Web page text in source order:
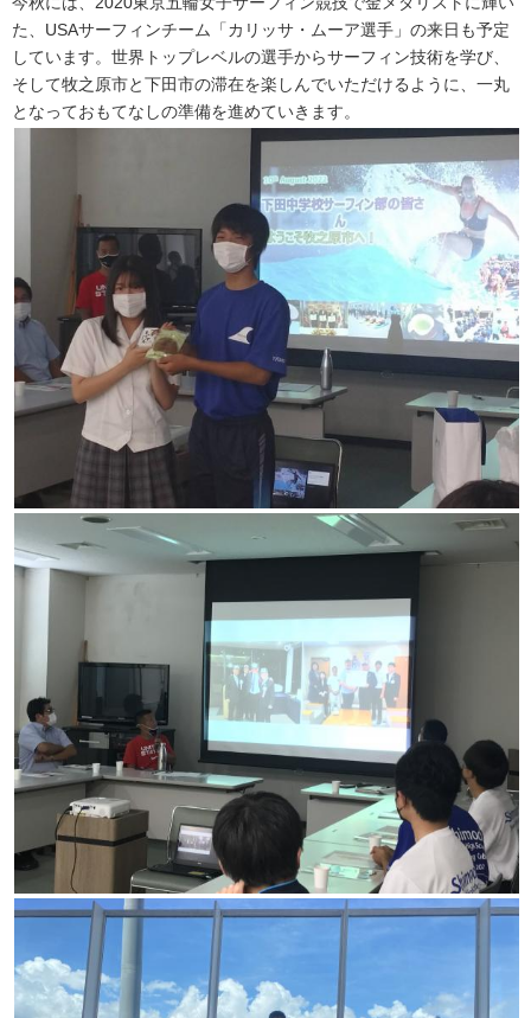
た、USAサーフィンチーム「カリッサ・ムーア選手」の来日も予定
しています。世界トップレベルの選手からサーフィン技術を学び、
そして牧之原市と下田市の滞在を楽しんでいただけるように、一丸
となっておもてなしの準備を進めていきます。​